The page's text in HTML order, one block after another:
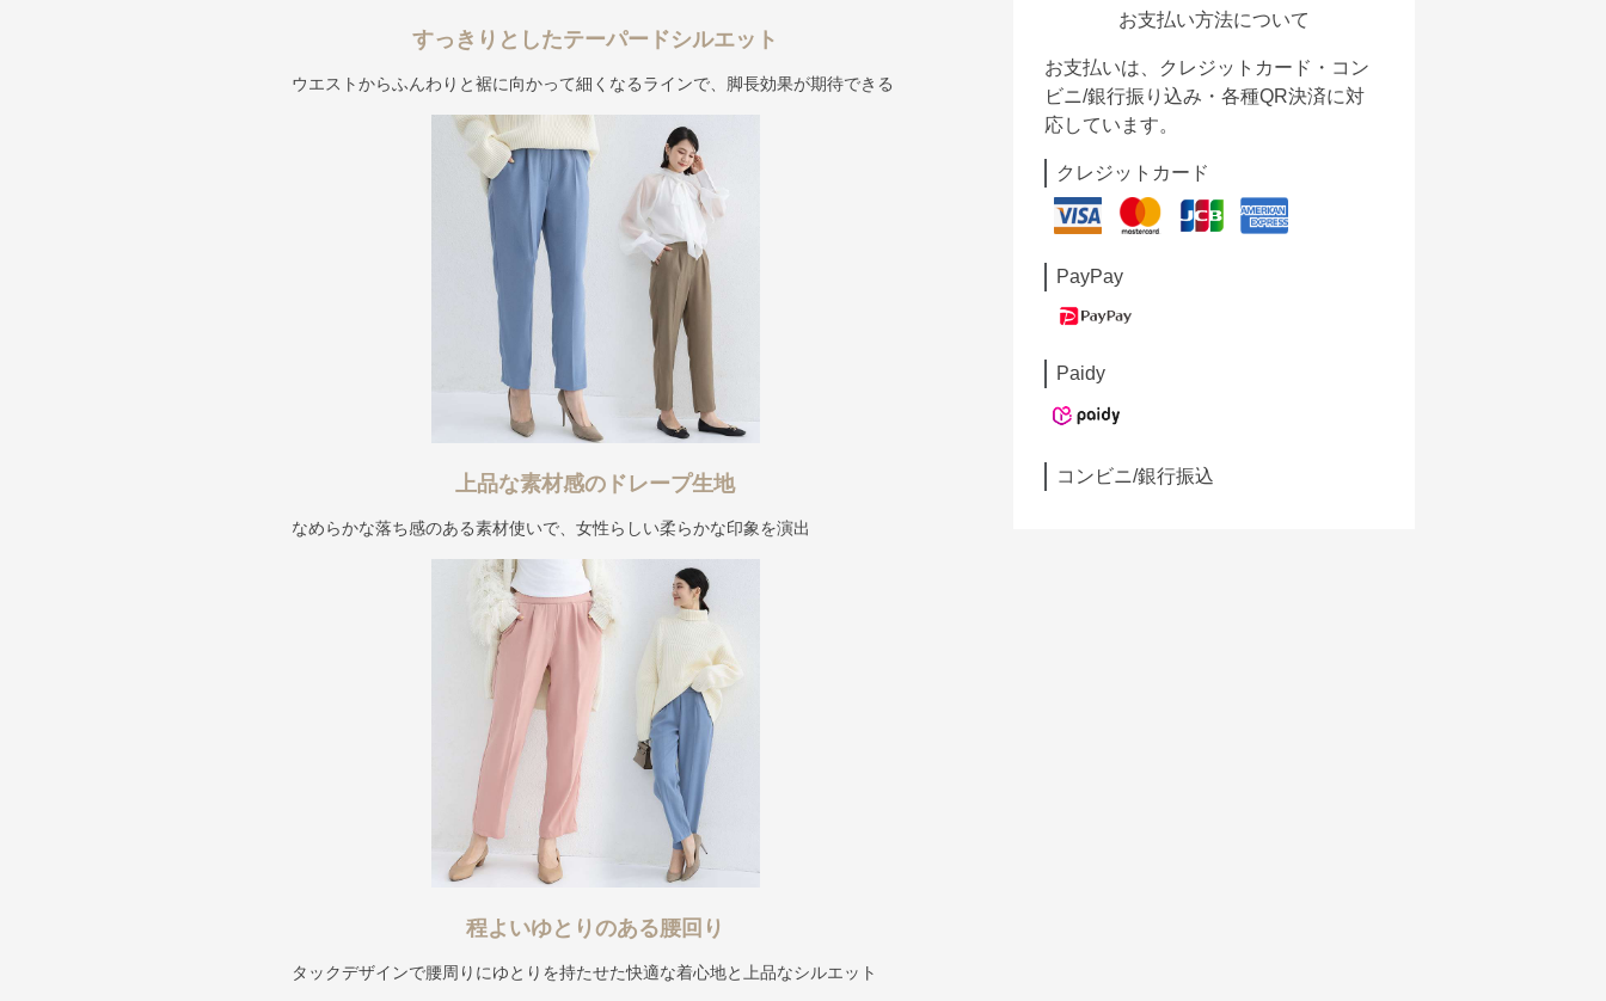
すっきりとしたテーパードシルエット
ウエストからふんわりと裾に向かって細くなるラインで、脚長効果が期待できる
上品な素材感のドレープ生地
なめらかな落ち感のある素材使いで、女性らしい柔らかな印象を演出
程よいゆとりのある腰回り
タックデザインで腰周りにゆとりを持たせた快適な着心地と上品なシルエット
お支払い方法について
お支払いは、クレジットカード・コン
ビニ/銀行振り込み・各種QR決済に対
応しています。
クレジットカード
PayPay
Paidy
コンビニ/銀行振込